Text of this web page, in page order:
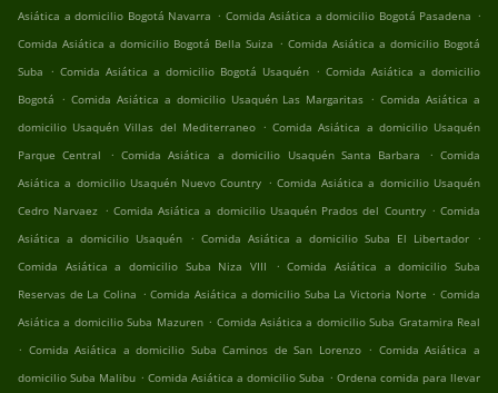
Asiática a domicilio Bogotá Navarra . Comida Asiática a domicilio Bogotá Pasadena .
Comida Asiática a domicilio Bogotá Bella Suiza . Comida Asiática a domicilio Bogotá
Suba . Comida Asiática a domicilio Bogotá Usaquén . Comida Asiática a domicilio
Bogotá . Comida Asiática a domicilio Usaquén Las Margaritas . Comida Asiática a
domicilio Usaquén Villas del Mediterraneo . Comida Asiática a domicilio Usaquén
Parque Central
. Comida Asiática a domicilio Usaquén Santa Barbara . Comida
Asiática a domicilio Usaquén Nuevo Country . Comida Asiática a domicilio Usaquén
Cedro Narvaez . Comida Asiática a domicilio Usaquén Prados del Country . Comida
Asiática a domicilio Usaquén . Comida Asiática a domicilio Suba El Libertador .
Comida Asiática a domicilio Suba Niza VIII
. Comida Asiática a domicilio Suba
Reservas de La Colina . Comida Asiática a domicilio Suba La Victoria Norte . Comida
Asiática a domicilio Suba Mazuren . Comida Asiática a domicilio Suba Gratamira Real
. Comida Asiática a domicilio Suba Caminos de San Lorenzo . Comida Asiática a
domicilio Suba Malibu . Comida Asiática a domicilio Suba . Ordena comida para llevar